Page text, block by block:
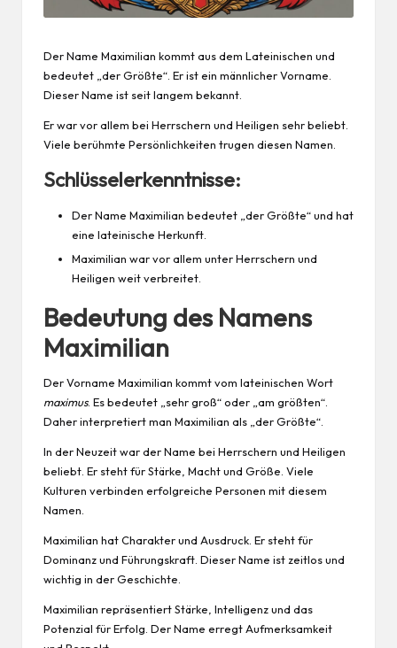
Der Name Maximilian kommt aus dem Lateinischen und
bedeutet „der Größte“. Er ist ein männlicher Vorname.
Dieser Name ist seit langem bekannt.
Er war vor allem bei Herrschern und Heiligen sehr beliebt.
Viele berühmte Persönlichkeiten trugen diesen Namen.
Schlüsselerkenntnisse:
Der Name Maximilian bedeutet „der Größte“ und hat
eine lateinische Herkunft.
Maximilian war vor allem unter Herrschern und
Heiligen weit verbreitet.
Bedeutung des Namens
Maximilian
Der Vorname Maximilian kommt vom lateinischen Wort
maximus. Es bedeutet „sehr groß“ oder „am größten“.
Daher interpretiert man Maximilian als „der Größte“.
In der Neuzeit war der Name bei Herrschern und Heiligen
beliebt. Er steht für Stärke, Macht und Größe. Viele
Kulturen verbinden erfolgreiche Personen mit diesem
Namen.
Maximilian hatCharakterund Ausdruck. Er steht für
Dominanz und Führungskraft. Dieser Name ist zeitlos und
wichtig in der Geschichte.
Maximilian repräsentiert Stärke, Intelligenz und das
Potenzial für Erfolg. Der Name erregt Aufmerksamkeit